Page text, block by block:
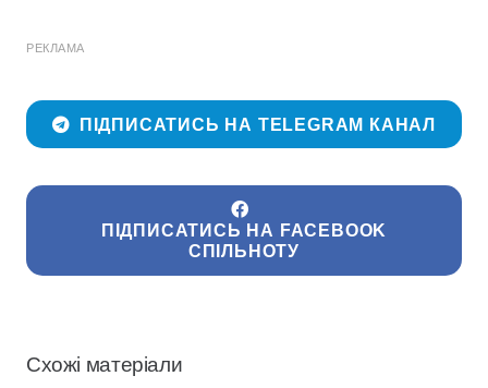
РЕКЛАМА
ПІДПИСАТИСЬ НА TELEGRAM КАНАЛ
ПІДПИСАТИСЬ НА FACEBOOK
СПІЛЬНОТУ
Схожі матеріали